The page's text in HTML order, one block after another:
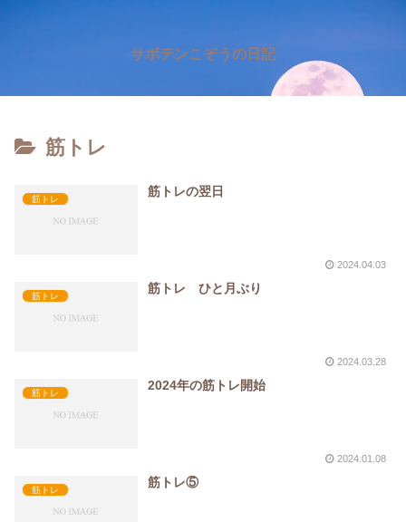
サボテンこぞうの日記
筋トレ
筋トレ
筋トレの翌日
2024.04.03
筋トレ
筋トレ ひと月ぶり
2024.03.28
筋トレ
2024年の筋トレ開始
2024.01.08
筋トレ
筋トレ⑤